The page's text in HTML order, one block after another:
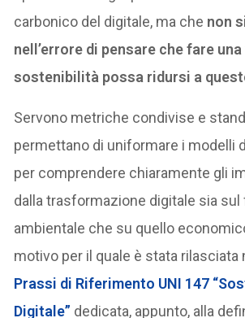
carbonico del digitale, ma che non
nell’errore di pensare che fare
sostenibilità possa ridursi a
Servono metriche condivise e
permettano di uniformare i modelli
per comprendere chiaramente gli
dalla trasformazione digitale sia sul
ambientale che su quello
motivo per il quale è stata rilasciata
Prassi di Riferimento UNI 147
Digitale” dedicata, appunto, alla